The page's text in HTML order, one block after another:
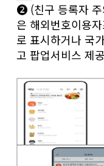
❷ (친구 등록자 주
은 해외번호이용
로 표시하거나 국
고 팝업서비스 제